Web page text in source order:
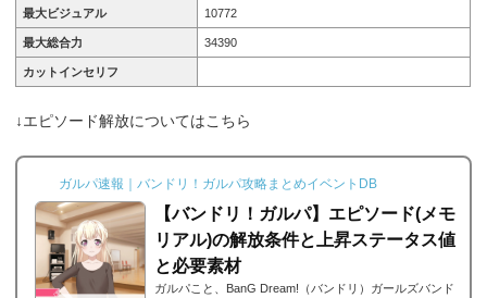
最大ビジュアル 10772
最大総合力 34390
カットインセリフ
↓エピソード解放についてはこちら
ガルパ速報｜バンドリ！ガルパ攻略まとめイベントDB
【バンドリ！ガルパ】エピソード(メモ
リアル)の解放条件と上昇ステータス値
と必要素材
ガルパこと、BanG Dream!（バンドリ）ガールズバンド